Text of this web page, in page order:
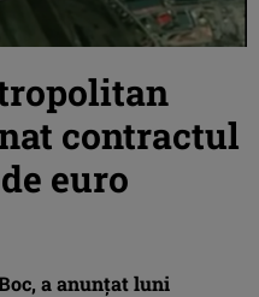
contractul
euro
a anunțat luni